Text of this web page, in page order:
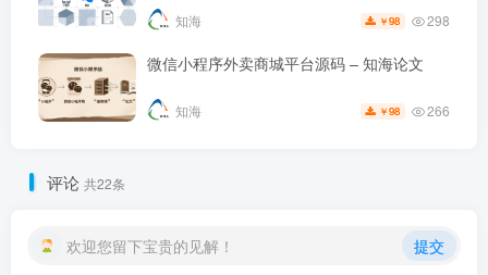
知海 ￥98 298
微信小程序外卖商城平台源码 – 知海论文
知海 ￥98 266
评论 共22条
欢迎您留下宝贵的见解！ 提交